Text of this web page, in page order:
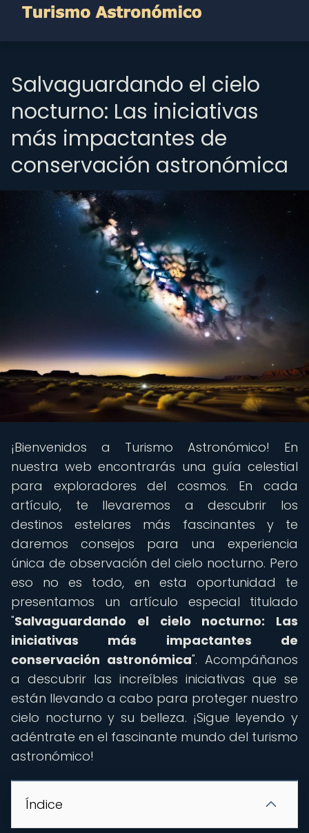
Salvaguardando el cielo
nocturno: Las iniciativas
más impactantes de
conservación astronómica
¡Bienvenidos a Turismo Astronómico! En
nuestra web encontrarás una guía celestial
para exploradores del cosmos. En cada
artículo, te llevaremos a descubrir los
destinos estelares más fascinantes y te
daremos consejos para una experiencia
única de observación del cielo nocturno. Pero
eso no es todo, en esta oportunidad te
presentamos un artículo especial titulado
"Salvaguardando el cielo nocturno: Las
iniciativas más impactantes de
conservación astronómica". Acompáñanos
a descubrir las increíbles iniciativas que se
están llevando a cabo para proteger nuestro
cielo nocturno y su belleza. ¡Sigue leyendo y
adéntrate en el fascinante mundo del turismo
astronómico!
Índice